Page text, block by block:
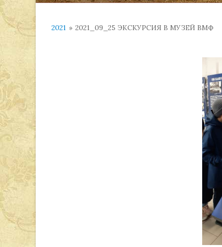
2021 » 2021_09_25 ЭКСКУРСИЯ В МУЗЕЙ ВМФ